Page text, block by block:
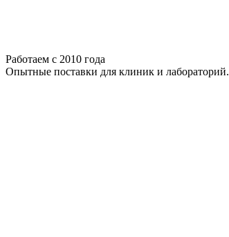
Работаем с 2010 года
Опытные поставки для клиник и лабораторий.